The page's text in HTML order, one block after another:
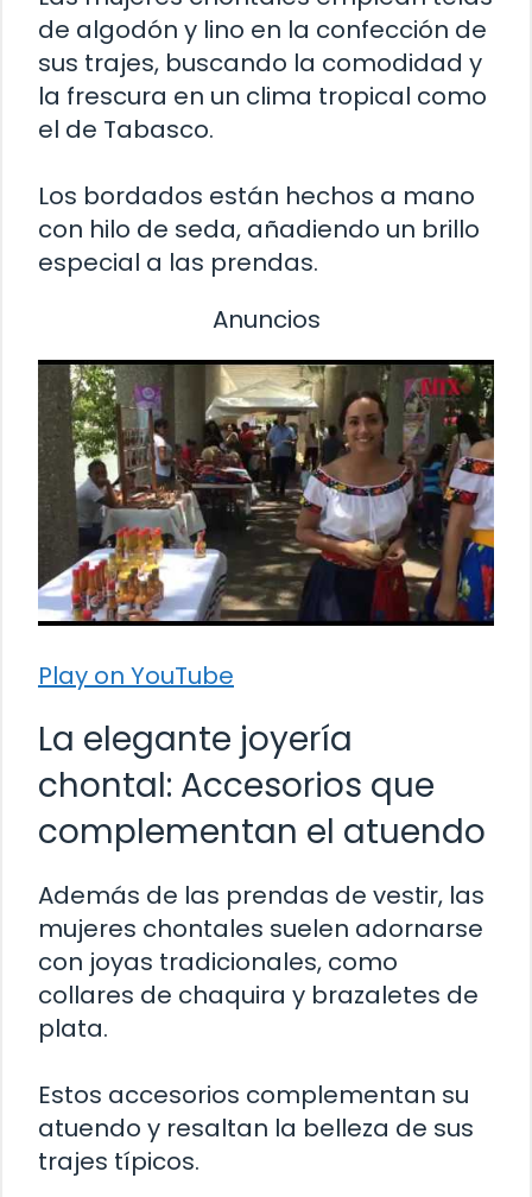
de algodón y lino en la confección de
sus trajes, buscando la comodidad y
la frescura en un clima tropical como
el de Tabasco.
Los bordados están hechos a mano
con hilo de seda, añadiendo un brillo
especial a las prendas.
Anuncios
Play on YouTube
La elegante joyería
chontal: Accesorios que
complementan el atuendo
Además de las prendas de vestir, las
mujeres chontales suelen adornarse
con joyas tradicionales, como
collares de chaquira y brazaletes de
plata.
Estos accesorios complementan su
atuendo y resaltan la belleza de sus
trajes típicos.